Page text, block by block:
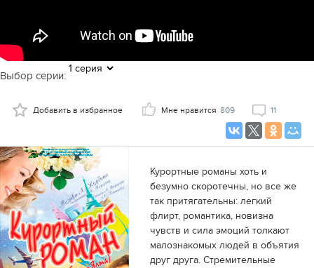
Выбор серии:
Добавить в избранное Мне нравится 809 11
Курортные романы хоть и
безумно скоротечны, но все же
так притягательны: легкий
флирт, романтика, новизна
чувств и сила эмоций толкают
малознакомых людей в объятия
друг друга. Стремительные